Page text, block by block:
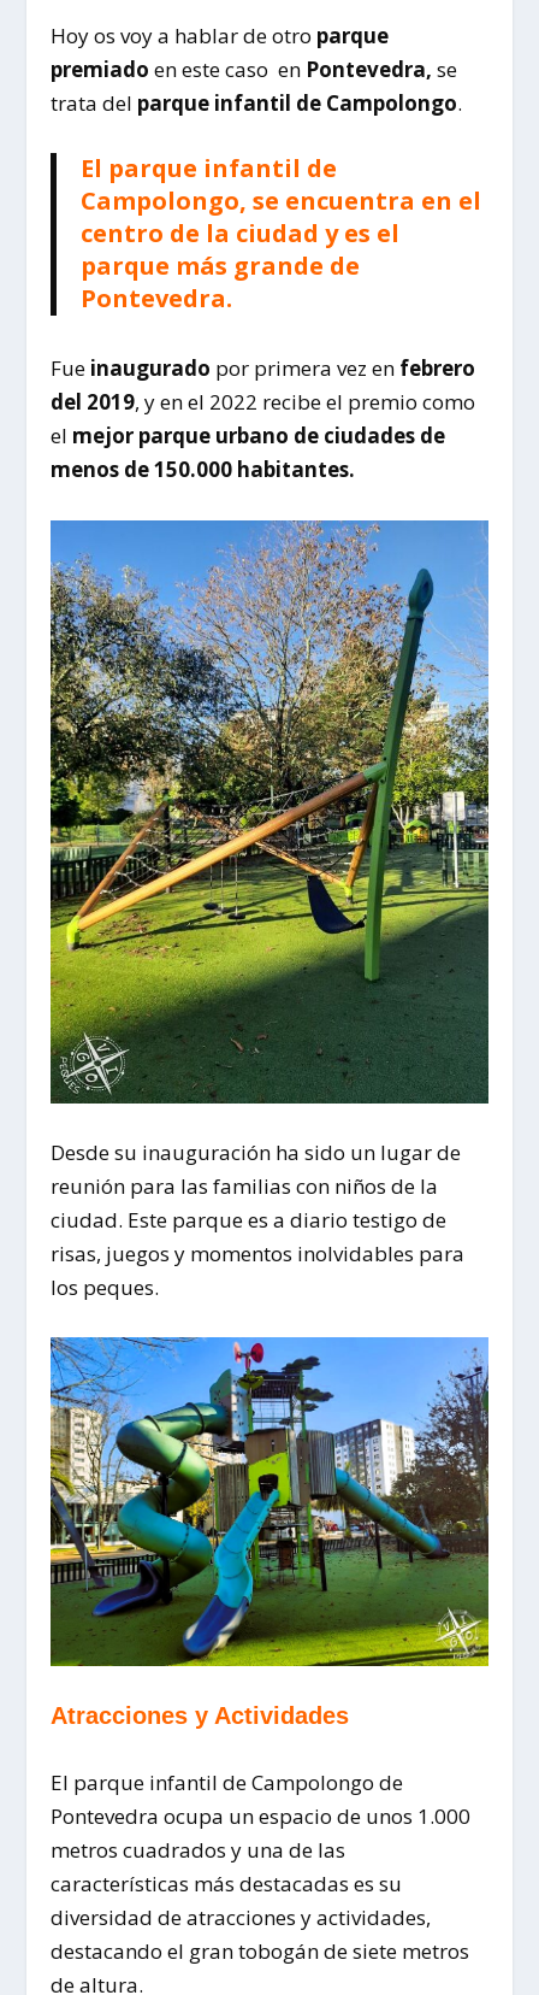
Hoy os voy a hablar de otro parque
premiadoen este caso en Pontevedra,se
trata del parque infantil de Campolongo.
El parque infantil de
Campolongo, se encuentra en el
centro de la ciudad y es el
parque más grande de
Pontevedra.
Fue inaugurado por primera vez en febrero
del 2019, y en el 2022 recibe el premio como
el mejor parque urbano de ciudades de
menos de 150.000 habitantes.
Desde su inauguración ha sido un lugar de
reunión para las familias con niños de la
ciudad. Este parque es a diario testigo de
risas, juegos y momentos inolvidables para
los peques.
Atracciones y Actividades
El parque infantil de Campolongo de
Pontevedra ocupa un espacio de unos 1.000
metros cuadrados y una de las
características más destacadas es su
diversidad de atracciones y actividades,
destacando el gran tobogán de siete metros
de altura.